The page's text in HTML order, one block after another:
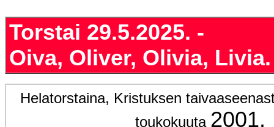
Torstai 29.5.2025. -
Oiva, Oliver, Olivia, Livia.
Helatorstaina, Kristuksen
toukokuuta 2001.